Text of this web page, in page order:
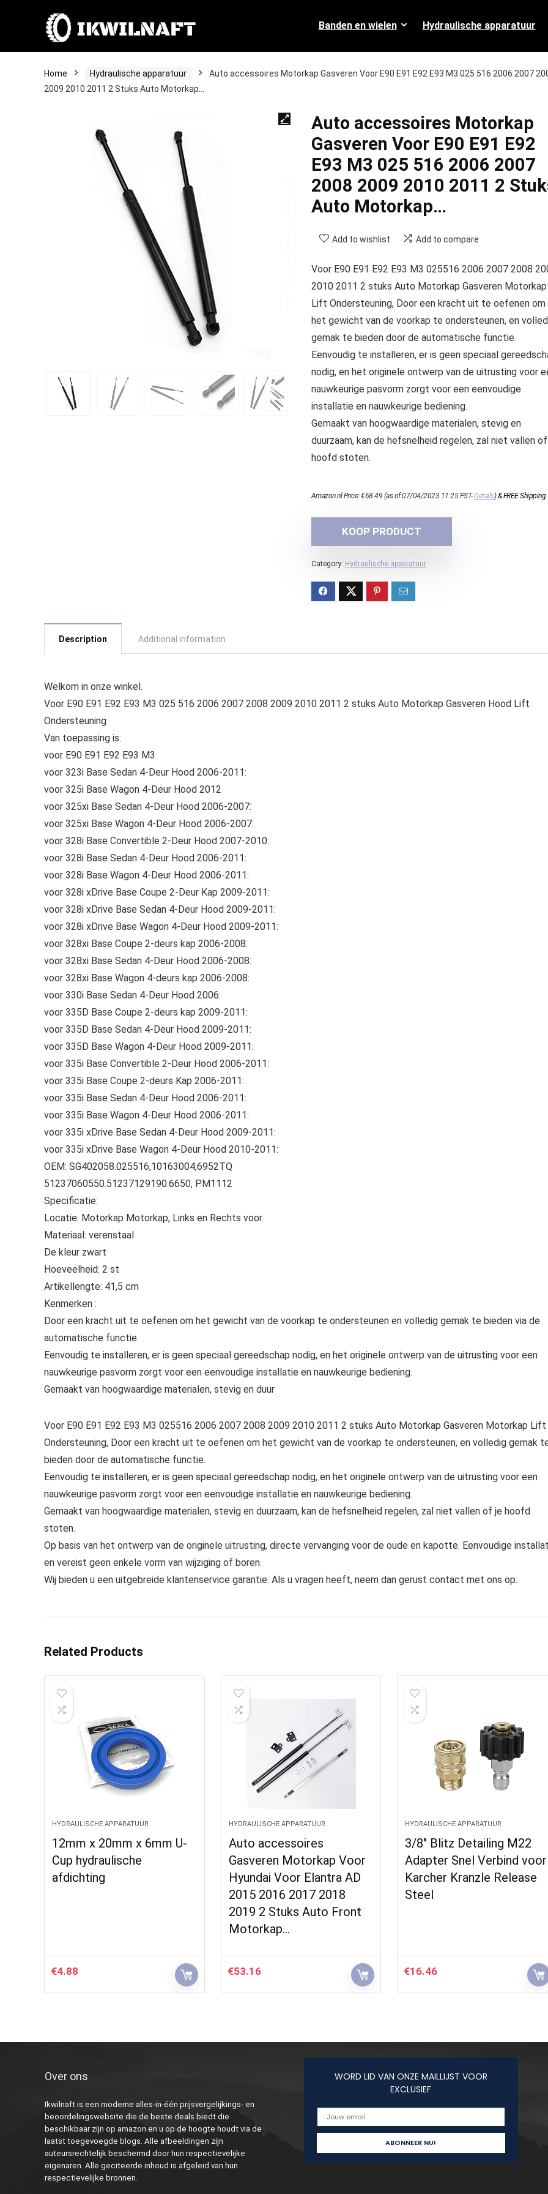
Banden en wielen Hydraulische apparatuur
Home Hydraulische apparatuur
Auto accessoires Motorkap Gasveren Voor E90 E91 E92 E93 M3 025 516 2006 2007
2009 2010 2011 2 Stuks Auto Motorkap…
Auto accessoires Motorkap
Gasveren Voor E90 E91 E92
E93 M3 025 516 2006 2007
2008 2009 2010 2011 2
Auto Motorkap…
Add to wishlist Add to compare
Voor E90 E91 E92 E93 M3 025516 2006 2007 2008
2010 2011 2 stuks Auto Motorkap Gasveren Motorkap
Lift Ondersteuning, Door een kracht uit te oefenen om
het gewicht van de voorkap te ondersteunen, en
gemak te bieden door de automatische functie.
Eenvoudig te installeren, er is geen speciaal
nodig, en het originele ontwerp van de uitrusting voor
nauwkeurige pasvorm zorgt voor een eenvoudige
installatie en nauwkeurige bediening.
Gemaakt van hoogwaardige materialen, stevig en
duurzaam, kan de hefsnelheid regelen, zal niet vallen
hoofd stoten.
Amazon.nl Price:€68.49 (as of 07/04/2023 11:25 PST-Details)&FREE Shipping.
KOOP PRODUCT
Category: Hydraulische apparatuur
Description Additional information
Welkom in onze winkel.
Voor E90 E91 E92 E93 M3 025 516 2006 2007 2008 2009 2010 2011 2 stuks Auto Motorkap Gasveren Hood Lift
Ondersteuning
Van toepassing is:
voor E90 E91 E92 E93 M3
voor 323i Base Sedan 4-Deur Hood 2006-2011:
voor 325i Base Wagon 4-Deur Hood 2012
voor 325xi Base Sedan 4-Deur Hood 2006-2007:
voor 325xi Base Wagon 4-Deur Hood 2006-2007:
voor 328i Base Convertible 2-Deur Hood 2007-2010:
voor 328i Base Sedan 4-Deur Hood 2006-2011:
voor 328i Base Wagon 4-Deur Hood 2006-2011:
voor 328i xDrive Base Coupe 2-Deur Kap 2009-2011:
voor 328i xDrive Base Sedan 4-Deur Hood 2009-2011:
voor 328i xDrive Base Wagon 4-Deur Hood 2009-2011:
voor 328xi Base Coupe 2-deurs kap 2006-2008:
voor 328xi Base Sedan 4-Deur Hood 2006-2008:
voor 328xi Base Wagon 4-deurs kap 2006-2008:
voor 330i Base Sedan 4-Deur Hood 2006:
voor 335D Base Coupe 2-deurs kap 2009-2011:
voor 335D Base Sedan 4-Deur Hood 2009-2011:
voor 335D Base Wagon 4-Deur Hood 2009-2011:
voor 335i Base Convertible 2-Deur Hood 2006-2011:
voor 335i Base Coupe 2-deurs Kap 2006-2011:
voor 335i Base Sedan 4-Deur Hood 2006-2011:
voor 335i Base Wagon 4-Deur Hood 2006-2011:
voor 335i xDrive Base Sedan 4-Deur Hood 2009-2011:
voor 335i xDrive Base Wagon 4-Deur Hood 2010-2011:
OEM: SG402058.025516,10163004,6952TQ
51237060550.51237129190.6650, PM1112
Specificatie:
Locatie: Motorkap Motorkap, Links en Rechts voor
Materiaal: verenstaal
De kleur zwart
Hoeveelheid: 2 st
Artikellengte: 41,5 cm
Kenmerken :
Door een kracht uit te oefenen om het gewicht van de voorkap te ondersteunen en volledig gemak te bieden via de
automatische functie.
Eenvoudig te installeren, er is geen speciaal gereedschap nodig, en het originele ontwerp van de uitrusting voor een
nauwkeurige pasvorm zorgt voor een eenvoudige installatie en nauwkeurige bediening.
Gemaakt van hoogwaardige materialen, stevig en duur
Voor E90 E91 E92 E93 M3 025516 2006 2007 2008 2009 2010 2011 2 stuks Auto Motorkap Gasveren Motorkap Lift
Ondersteuning, Door een kracht uit te oefenen om het gewicht van de voorkap te ondersteunen, en volledig gemak
bieden door de automatische functie.
Eenvoudig te installeren, er is geen speciaal gereedschap nodig, en het originele ontwerp van de uitrusting voor een
nauwkeurige pasvorm zorgt voor een eenvoudige installatie en nauwkeurige bediening.
Gemaakt van hoogwaardige materialen, stevig en duurzaam, kan de hefsnelheid regelen, zal niet vallen of je hoofd
stoten.
Op basis van het ontwerp van de originele uitrusting, directe vervanging voor de oude en kapotte. Eenvoudige
en vereist geen enkele vorm van wijziging of boren.
Wij bieden u een uitgebreide klantenservice garantie. Als u vragen heeft, neem dan gerust contact met ons op.
Related Products
HYDRAULISCHE APPARATUUR
12mm x 20mm x 6mm U-
Cup hydraulische
afdichting
€4.88
HYDRAULISCHE APPARATUUR
Auto accessoires
Gasveren Motorkap Voor
Hyundai Voor Elantra AD
2015 2016 2017 2018
2019 2 Stuks Auto Front
Motorkap…
€53.16
HYDRAULISCHE APPARATUUR
3/8″ Blitz Detailing M22
Adapter Snel Verbind voor
Karcher Kranzle Release
Steel
€16.46
Over ons
Ikwilnaft is een moderne alles-in-één prijsvergelijkings- en
beoordelingswebsite die de beste deals biedt die
beschikbaar zijn op amazon en u op de hoogte houdt via de
laatst toegevoegde blogs. Alle afbeeldingen zijn
auteursrechtelijk beschermd door hun respectievelijke
eigenaren. Alle geciteerde inhoud is afgeleid van hun
respectievelijke bronnen.
WORD LID VAN ONZE MAILLIJST VOOR
EXCLUSIEF